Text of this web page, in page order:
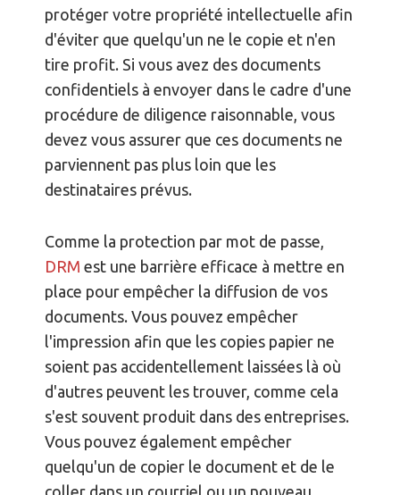
protéger votre propriété intellectuelle afin
d'éviter que quelqu'un ne le copie et n'en
tire profit. Si vous avez des documents
confidentiels à envoyer dans le cadre d'une
procédure de diligence raisonnable, vous
devez vous assurer que ces documents ne
parviennent pas plus loin que les
destinataires prévus.
Comme la protection par mot de passe,
DRM est une barrière efficace à mettre en
place pour empêcher la diffusion de vos
documents. Vous pouvez empêcher
l'impression afin que les copies papier ne
soient pas accidentellement laissées là où
d'autres peuvent les trouver, comme cela
s'est souvent produit dans des entreprises.
Vous pouvez également empêcher
quelqu'un de copier le document et de le